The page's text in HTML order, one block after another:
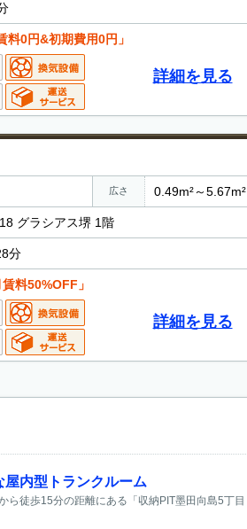
料0円&初期費用0円」
詳細を見る
広さ 0.49m²～5.67m²
グラシアス堺 1階
分
料50%OFF」
詳細を見る
屋内型トランクルーム
ら徒歩15分の距離にある「収納PIT墨田向島5丁目